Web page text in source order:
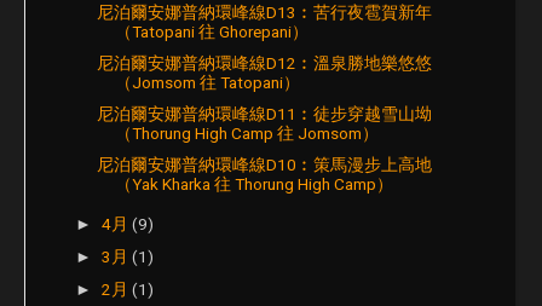
尼泊爾安娜普納環峰線D13︰苦行夜雹賀新年
（Tatopani 往 Ghorepani）
尼泊爾安娜普納環峰線D12︰溫泉勝地樂悠悠
（Jomsom 往 Tatopani）
尼泊爾安娜普納環峰線D11︰徒步穿越雪山坳
（Thorung High Camp 往 Jomsom）
尼泊爾安娜普納環峰線D10︰策馬漫步上高地
（Yak Kharka 往 Thorung High Camp）
►4月(9)
►3月(1)
►2月(1)